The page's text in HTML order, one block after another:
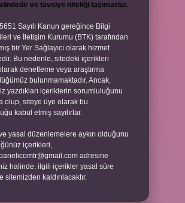
ve tavsiye niteliği taşımazlar.
Sayılı Kanun gereğince Bilgi
ve İletişim Kurumu (BTK) tarafından
bir Yer Sağlayıcı olarak hizmet
Bu nedenle, sitedeki içerikleri
denetleme veya araştırma
bulunmamaktadır. Ancak,
yazdıkları içeriklerin sorumluluğunu
olup, siteye üye olarak bu
kabul etmiş sayılırlar.
yasal düzenlemelere aykırı olduğunu
içerikleri,
adresine
halinde, ilgili içerikler yasal süre
sitemizden kaldırılacaktır.